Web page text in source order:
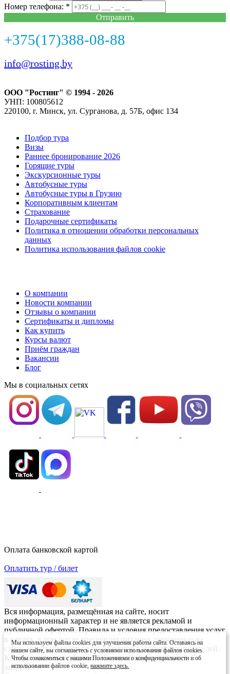
Мы используем файлы cookies для улучшения работы сайта. Оставаясь на
нашем сайте, вы соглашаетесь с условиями использования файлов cookies.
Чтобы ознакомиться с нашими Положениями о конфиденциальности и об
использовании файлов cookie,нажмите здесь.
Номер телефона: *
Отправить
+375(17)388-08-88
info@rosting.by
ООО "Ростинг" © 1994 - 2026
УНП: 100805612
220100, г. Минск, ул. Сурганова, д. 57Б, офис 134
Подбор тура
Визы
Раннее бронирование 2026
Горящие туры
Экскурсионные туры
Автобусные туры
Автобусные туры в Грузию
Корпоративным клиентам
Страхование
Подарочные сертификаты
Политика в отношении обработки персональных
данных
Политика использования файлов cookie
О компании
Новости компании
Отзывы о компании
Сертификаты и дипломы
Как купить
Курсы валют
Приём граждан
Вакансии
Блог
Мы в социальных сетях
Оплата банковской картой
Оплатить тур / билет
Вся информация, размещённая на сайте, носит
информационный характер и не является рекламой и
публичной офертой. Правила и условия предоставления услуг
в отелях, в том числе концепция питания, описанные на
сайте, могут изменяться по решению администрации отелей.
Копирование материалов без письменного согласия
запрещено.